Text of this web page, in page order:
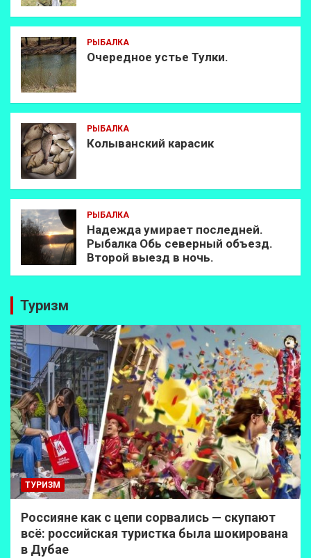
РЫБАЛКА
Очередное устье Тулки.
РЫБАЛКА
Колыванский карасик
РЫБАЛКА
Надежда умирает последней.
Рыбалка Обь северный объезд.
Второй выезд в ночь.
Туризм
ТУРИЗМ
Россияне как с цепи сорвались — скупают
всё: российская туристка была шокирована
в Дубае